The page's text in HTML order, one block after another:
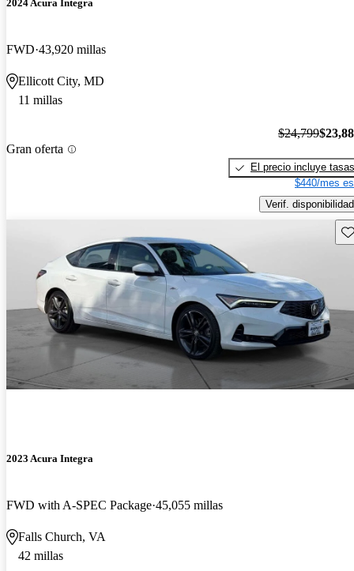
2024 Acura Integra
FWD 43,920 millas
Ellicott City, MD
11 millas
Gran oferta
$24,799
El precio incluye tasas
$440/mes
Verif. disponibilidad
2023 Acura Integra
FWD with A-SPEC Package 45,055 millas
Falls Church, VA
42 millas